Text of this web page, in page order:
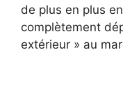
de plus en plus
complètement
extérieur » au